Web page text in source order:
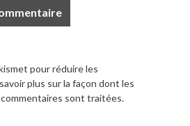
pour réduire les
plus sur la façon dont les
sont traitées.